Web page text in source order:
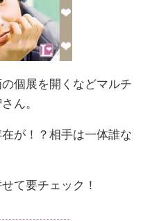
個展を開くなどマルチ
ん。
が！？相手は一体誰な
て要チェック！